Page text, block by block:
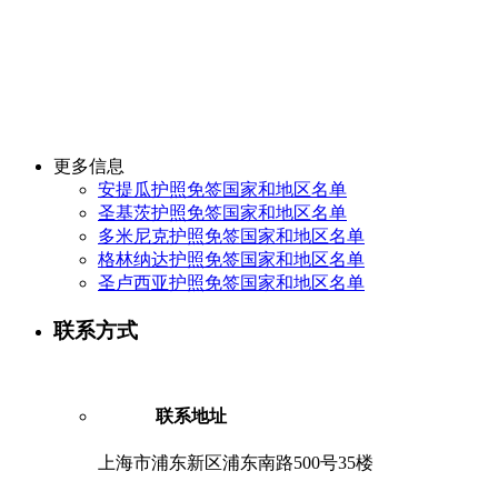
更多信息
安提瓜护照免签国家和地区名单
圣基茨护照免签国家和地区名单
多米尼克护照免签国家和地区名单
格林纳达护照免签国家和地区名单
圣卢西亚护照免签国家和地区名单
联系方式
联系地址
上海市浦东新区浦东南路500号35楼